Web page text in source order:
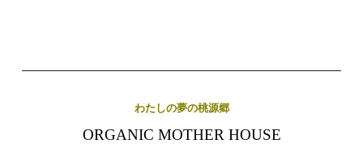
わたしの夢の桃源郷
ORGANIC MOTHER HOUSE